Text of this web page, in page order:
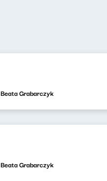
Beata Grabarczyk
Beata Grabarczyk